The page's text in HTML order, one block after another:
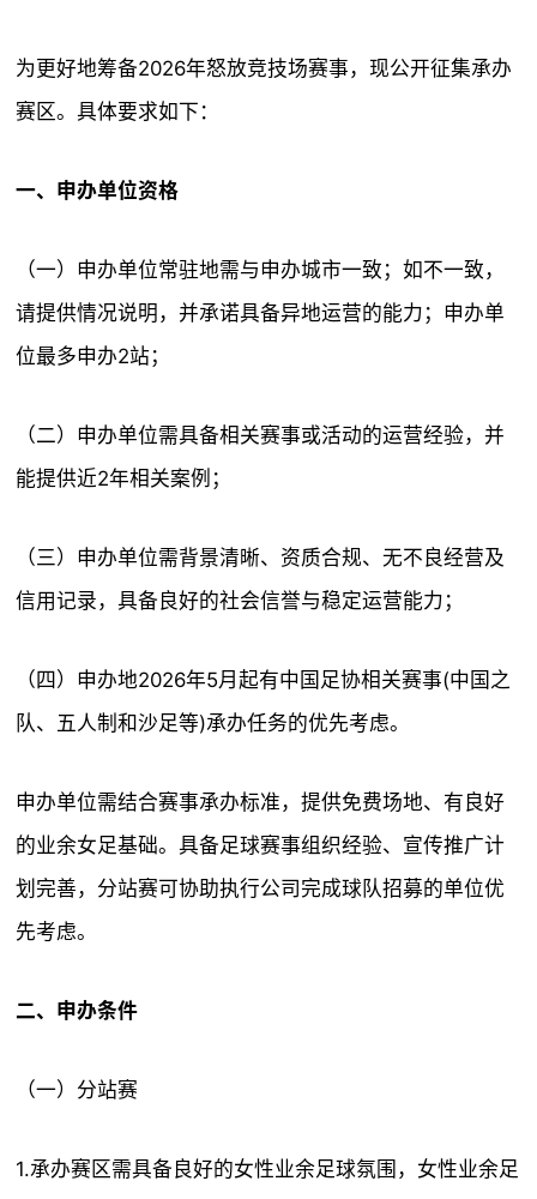
为更好地筹备2026年怒放竞技场赛事，现公开征集承办
赛区。具体要求如下：
一、申办单位资格
（一）申办单位常驻地需与申办城市一致；如不一致，
请提供情况说明，并承诺具备异地运营的能力；申办单
位最多申办2站；
（二）申办单位需具备相关赛事或活动的运营经验，并
能提供近2年相关案例；
（三）申办单位需背景清晰、资质合规、无不良经营及
信用记录，具备良好的社会信誉与稳定运营能力；
（四）申办地2026年5月起有中国足协相关赛事(中国之
队、五人制和沙足等)承办任务的优先考虑。
申办单位需结合赛事承办标准，提供免费场地、有良好
的业余女足基础。具备足球赛事组织经验、宣传推广计
划完善，分站赛可协助执行公司完成球队招募的单位优
先考虑。
二、申办条件
（一）分站赛
1.承办赛区需具备良好的女性业余足球氛围，女性业余足